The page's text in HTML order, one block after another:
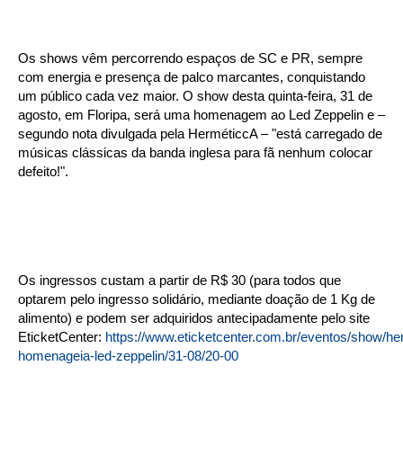
Os shows vêm percorrendo espaços de SC e PR, sempre
com energia e presença de palco marcantes, conquistando
um público cada vez maior. O show desta quinta-feira, 31 de
agosto, em Floripa, será uma homenagem ao Led Zeppelin e –
segundo nota divulgada pela HerméticcA – "está carregado de
músicas clássicas da banda inglesa para fã nenhum colocar
defeito!".
Os ingressos custam a partir de R$ 30 (para todos que
optarem pelo ingresso solidário, mediante doação de 1 Kg de
alimento) e podem ser adquiridos antecipadamente pelo site
EticketCenter: https://www.eticketcenter.com.br/eventos/show/
homenageia-led-zeppelin/31-08/20-00